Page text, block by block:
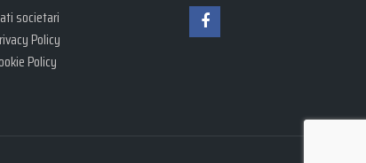
societari
Policy
Policy